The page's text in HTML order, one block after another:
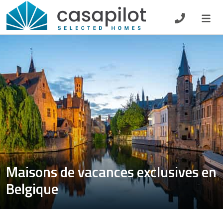
Petit-déjeuner
Chèque-cadeau
Propriétaire
Maisons de vacances exclusives en
Belgique